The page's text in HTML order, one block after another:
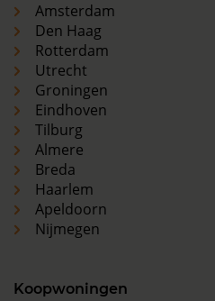
Amsterdam
Den Haag
Rotterdam
Utrecht
Groningen
Eindhoven
Tilburg
Almere
Breda
Haarlem
Apeldoorn
Nijmegen
Koopwoningen